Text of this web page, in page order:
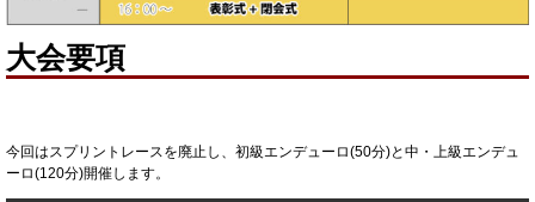
大会要項
今回はスプリントレースを廃止し、初級エンデューロ(50分)と中・上級エンデュ
ーロ(120分)開催します。